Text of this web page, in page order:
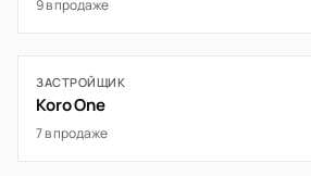
9 в продаже
ЗАСТРОЙЩИК
Koro One
7 в продаже